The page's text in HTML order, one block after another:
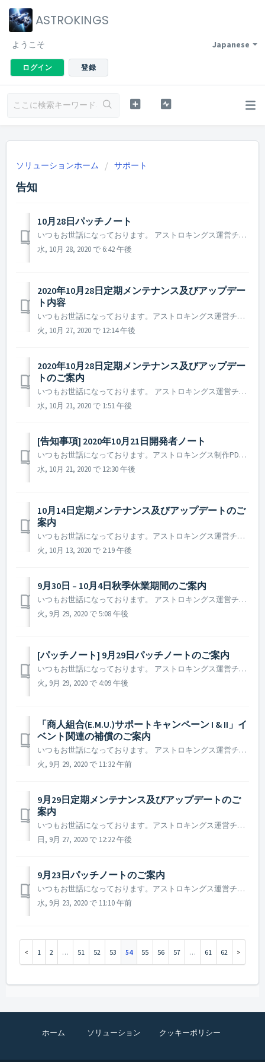
ASTROKINGS
Japanese
ようこそ
ログイン 登録
ソリューションホーム サポート
告知
10月28日パッチノート
いつもお世話になっております。 アストロキングス運営チームです。 本日(10月28日)実施しましたパッチ内容についてご案内いたします。 ▶️ 10月28日パッチノート - アップデート後に獲得する、一般～レジェンド英雄のスキルにおいて「アドバイザー」特化スキルを獲得してしまう現象を修正...
水, 10月 28, 2020 で 6:42 午後
2020年10月28日定期メンテナンス及びアップデー
ト内容
いつもお世話になっております。アストロキングス運営チームです。 2020年10月28日に実施される定期メンテナンス及びアップデート内容についての追加案内がございます。 ※ こちらは事前告知となり、諸事情により一部内容が変更となる可能性もございます。変更時には予め告知を通してご案内する予定です。 ▶ 202...
火, 10月 27, 2020 で 12:14 午後
2020年10月28日定期メンテナンス及びアップデー
トのご案内
いつもお世話になっております。 アストロキングス運営チームです。 2020年10月28日に実施予定の定期メンテナンス及びアップデート内容についてご案内致します。 ▶ 2020年10月28日定期メンテナンス及びアップデートのご案内 - メンテナンス時間：後日告知予定 1. イベント 1 - 1. ...
水, 10月 21, 2020 で 1:51 午後
[告知事項] 2020年10月21日開発者ノート
いつもお世話になっております。アストロキングス制作PDです。 先日、アストロキングスでは帝国仮想艦隊戦を開催いたしました。至らない点も多々あったかと思いますが、皆様からのご声援のおかげで、無事に最初のシーズンが終了いたしました。 ただ、一人でも多くの方にご満足いただけるコンテンツを提供することが目標ですが...
水, 10月 21, 2020 で 12:30 午後
10月14日定期メンテナンス及びアップデートのご
案内
いつもお世話になっております。アストロキングス運営チームです。 2020年10月14日に実施される定期メンテナンス及びアップデートについてご案内致します。 ▶ 2020年10月14日定期メンテナンス及びアップデートのご案内 - メンテナンス時間：2020年10月14日 10 : 00 ~ 14 : ...
火, 10月 13, 2020 で 2:19 午後
9月30日 – 10月4日秋季休業期間のご案内
いつもお世話になっております。 アストロキングス運営チームです。 ANGAMESは、秋季休業させていただくことをお知らせいたします。 ▶️ ANGAMES 秋季休業期間のご案内 - 休業期間 : 2020年9月30日から2020年10月4日まで - 休業により対応が難しい業務 ...
火, 9月 29, 2020 で 5:08 午後
[パッチノート] 9月29日パッチノートのご案内
いつもお世話になっております。 アストロキングス運営チームです。 本日(9月29日)行われたパッチノートについてご案内致します。 ▶️ 9月29日パッチノートのご案内 - ゲーム内の一部テキストの説明が正常に表示されていない現象の修正 - 艦隊戦(指名手配犯との戦闘、外界艦隊偵察隊の...
火, 9月 29, 2020 で 4:09 午後
「商人組合(E.M.U.)サポートキャンペーン I & II」イ
ベント関連の補償のご案内
いつもお世話になっております。 アストロキングス運営チームです。 本日(9月29日)に終了した「商人組合(E.M.U.)サポートキャンペーン I & II」イベント終了日時の告知により ゲームサービスご利用に混乱を招き誠に申し訳ございません。 該当のイベントは、ゲーム内では正常に終了...
火, 9月 29, 2020 で 11:32 午前
9月29日定期メンテナンス及びアップデートのご
案内
いつもお世話になっております。アストロキングス運営チームです。 2020年9月29日に実施予定の定期メンテナンス及びアップデートの内容についてご案内致します。 ▶ 2020年9月29日定期メンテナンス及びアップデートのご案内 - メンテナンス時間：2020年9月29日 10 : 00 ~...
日, 9月 27, 2020 で 12:22 午後
9月23日パッチノートのご案内
いつもお世話になっております。アストロキングス運営チームです。 9月23日に実施しましたパッチについてご案内致します。 ▶ 9月23日パッチノートのご案内 1. 外界主力艦隊の報酬支給規則の修正 * 連盟外界艦隊討伐報酬のうち、一部報酬に対して支給規則が次の通り変更となります。 (一...
水, 9月 23, 2020 で 11:10 午前
1 2 … 51 52 53 54 55 56 57 … 61 62
ホーム ソリューション クッキーポリシー